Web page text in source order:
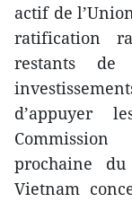
actif de
ratification
restants de
d’appuyer
prochaine
Vietnam